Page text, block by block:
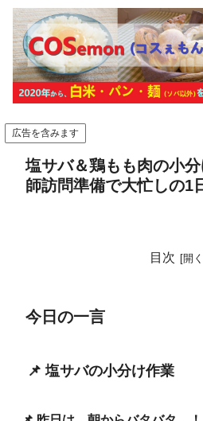
広告を含みます
塩サバ＆鶏もも肉の小
師訪問準備で大忙しの1
目次
今日の一言
📌 塩サバの小分け作業